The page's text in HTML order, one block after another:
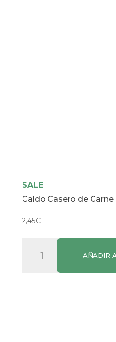
SALE
Caldo Casero de Carne
2,45€
Casero
AÑADIR